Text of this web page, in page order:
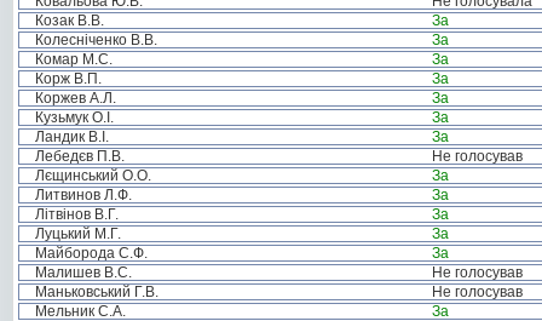
Козак В.В.
За
Колесніченко В.В.
За
Комар М.С.
За
Корж В.П.
За
Коржев А.Л.
За
Кузьмук О.І.
За
Ландик В.І.
За
Лебедєв П.В.
Не голосував
Лєщинський О.О.
За
Литвинов Л.Ф.
За
Літвінов В.Г.
За
Луцький М.Г.
За
Майборода С.Ф.
За
Малишев В.С.
Не голосував
Маньковський Г.В.
Не голосував
Мельник С.А.
За